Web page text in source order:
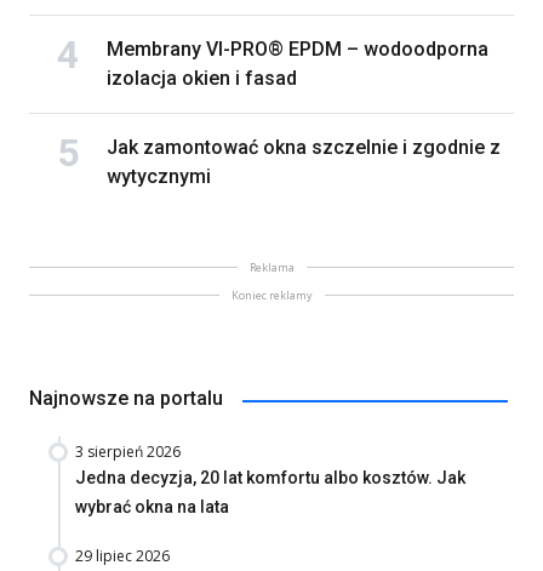
Membrany VI-PRO® EPDM – wodoodporna
izolacja okien i fasad
Jak zamontować okna szczelnie i zgodnie z
wytycznymi
Reklama
Koniec reklamy
Najnowsze na portalu
3 sierpień 2026
Jedna decyzja, 20 lat komfortu albo kosztów. Jak
wybrać okna na lata
29 lipiec 2026